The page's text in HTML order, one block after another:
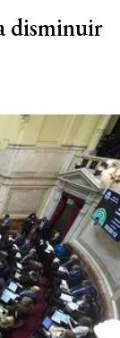
disminuir